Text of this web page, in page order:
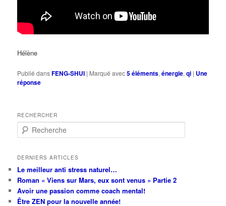
Hélène
Publié dansFENG-SHUI | Marqué avec5 éléments,énergie,qi | Une
réponse
RECHERCHER
e
h
r
c
h
e
DERNIERS ARTICLES
Le meilleur anti stress naturel…
Roman « Viens sur Mars, eux sont venus » Partie 2
Avoir une passion comme coach mental!
Être ZEN pour la nouvelle année!